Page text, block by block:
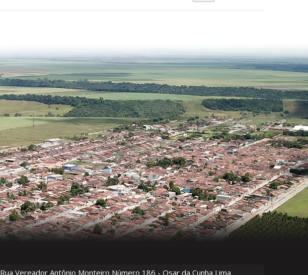
Rua Vereador Antônio Monteiro Número 186 - Osar da Cunha Lima